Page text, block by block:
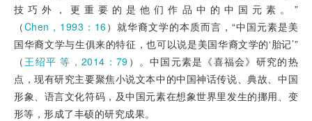
技巧外，更重要的是他们作品中的中国元素。”
（Chen，1993：16）就华裔文学的本质而言，“中国元素是美
国华裔文学与生俱来的特征，也可以说是美国华裔文学的‘胎记’”
（王绍平 等，2014：79 ）。中国元素是《喜福会》研究的热
点，现有研究主要聚焦小说文本中的中国神话传说、典故、中国
形象、语言文化符码，及中国元素在想象世界里发生的挪用、变
形等，形成了丰硕的研究成果。